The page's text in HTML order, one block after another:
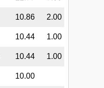
10.86 2.00
10.44 1.00
10.44 1.00
10.00